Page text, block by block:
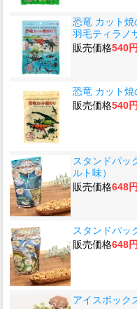
恐竜 カット焼
羽毛ティラノ
販売価格540円
恐竜 カット焼
販売価格540円
スタンドパッ
ルト味）
販売価格648円
スタンドパッ
販売価格648円
アイスボック